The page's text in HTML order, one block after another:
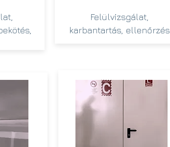
Felülvizsgálat,
karbantartás, ellenőrzés